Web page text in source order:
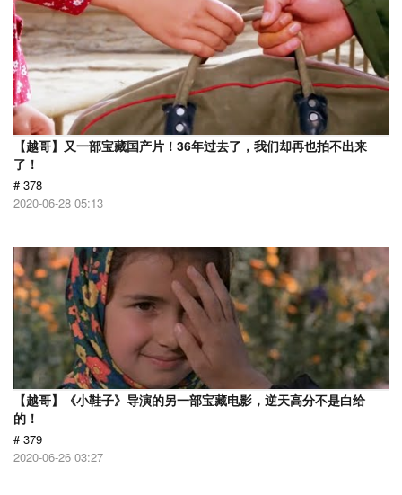
【越哥】又一部宝藏国产片！36年过去了，我们却再也拍不出来
了！
# 378
2020-06-28 05:13
【越哥】《小鞋子》导演的另一部宝藏电影，逆天高分不是白给
的！
# 379
2020-06-26 03:27